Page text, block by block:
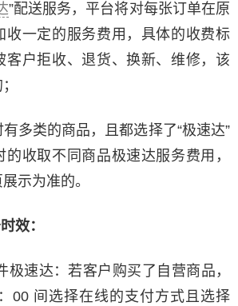
”配送服务，平台将对每张订单在原
收一定的服务费用，具体的收费标
客户拒收、退货、换新、维修，该
多类的商品，且都选择了“极速达”
收取不同商品极速达服务费用，
示为准的。
效：
极速达：若客户购买了自营商品，
00 间选择在线的支付方式且选择